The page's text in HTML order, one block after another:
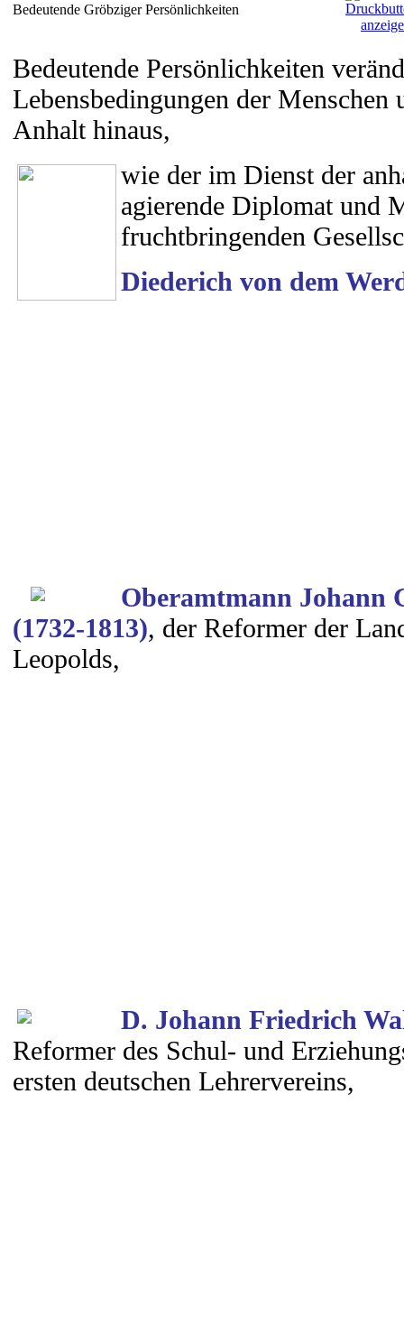
Bedeutende Gröbziger Persönlichkeiten
Bedeutende Persönlichkeiten
Lebensbedingungen der Menschen
Anhalt hinaus,
wie der im Dienst der
agierende Diplomat und
fruchtbringenden
Diederich von dem
Oberamtmann Johann
(1732-1813), der Reformer der
Leopolds,
D. Johann Friedrich
Reformer des Schul- und
ersten deutschen Lehrervereins,